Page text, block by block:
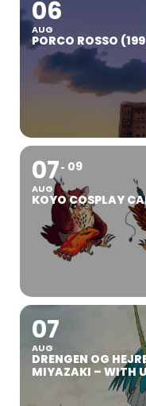
06
AUG
PORCO ROSSO
07
AUG
09
KOYO COSPLAY
07
AUG
DRENGEN OG
MIYAZAKI – WITH